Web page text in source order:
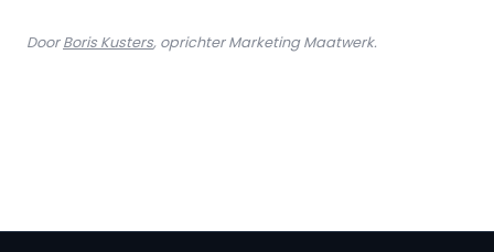
DoorBoris Kusters, oprichter Marketing Maatwerk.